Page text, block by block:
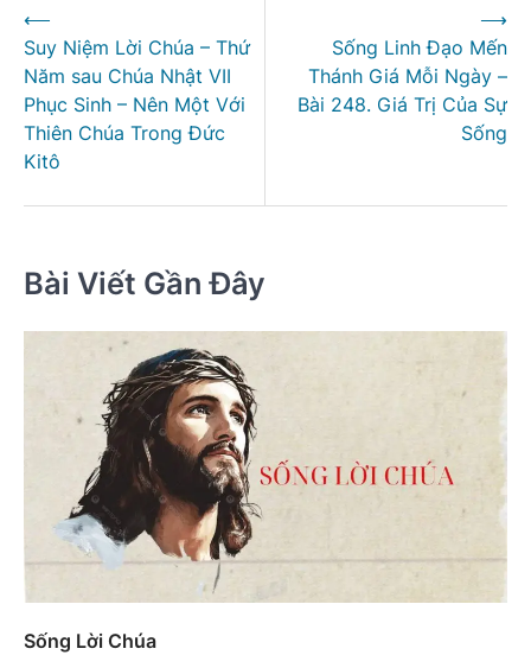
hướng
bài
viết
⟵
Suy Niệm Lời Chúa – Thứ
Năm sau Chúa Nhật VII
Phục Sinh – Nên Một Với
Thiên Chúa Trong Đức
Kitô
Sống Linh Đạo Mến
Thánh Giá Mỗi Ngày –
Bài 248. Giá Trị Của Sự
Sống
⟶
Bài Viết Gần Đây
Sống Lời Chúa